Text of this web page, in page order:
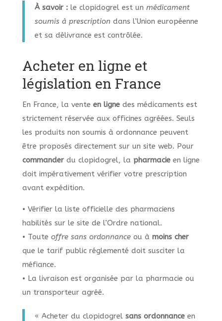
À savoir :le clopidogrel est un médicament
soumis à prescription dans l’Union européenne
et sa délivrance est contrôlée.
Acheter en ligne et
législation en France
En France, la vente en lignedes médicaments est
strictement réservée aux officines agréées. Seuls
les produits non soumis à ordonnance peuvent
être proposés directement sur un site web. Pour
commanderdu clopidogrel, la pharmacieen ligne
doit impérativement vérifier votre prescription
avant expédition.
• Vérifier la liste officielle des pharmaciens
habilités sur le site de l’Ordre national.
• Toute offre sans ordonnanceou à moins cher
que le tarif public réglementé doit susciter la
méfiance.
• La livraison est organisée par la pharmacie ou
un transporteur agréé.
« Acheter du clopidogrel sans ordonnanceen